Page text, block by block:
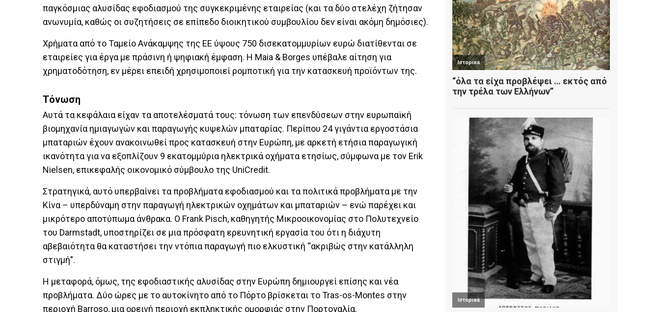
παγκόσμιας αλυσίδας εφοδιασμού της συγκεκριμένης εταιρείας (και τα δύο στελέχη ζήτησαν
ανωνυμία, καθώς οι συζητήσεις σε επίπεδο διοικητικού συμβουλίου δεν είναι ακόμη δημόσιες).
Χρήματα από το Ταμείο Ανάκαμψης της ΕΕ ύψους 750 δισεκατομμυρίων ευρώ διατίθενται σε
εταιρείες για έργα με πράσινη ή ψηφιακή έμφαση. Η Maia & Borges υπέβαλε αίτηση για
χρηματοδότηση, εν μέρει επειδή χρησιμοποιεί ρομποτική για την κατασκευή προϊόντων της.
Τόνωση
Αυτά τα κεφάλαια είχαν τα αποτελέσματά τους: τόνωση των επενδύσεων στην ευρωπαϊκή
βιομηχανία ημιαγωγών και παραγωγής κυψελών μπαταρίας. Περίπου 24 γιγάντια εργοστάσια
μπαταριών έχουν ανακοινωθεί προς κατασκευή στην Ευρώπη, με αρκετή ετήσια παραγωγική
ικανότητα για να εξοπλίζουν 9 εκατομμύρια ηλεκτρικά οχήματα ετησίως, σύμφωνα με τον Erik
Nielsen, επικεφαλής οικονομικό σύμβουλο της UniCredit.
Στρατηγικά, αυτό υπερβαίνει τα προβλήματα εφοδιασμού και τα πολιτικά προβλήματα με την
Κίνα – υπερδύναμη στην παραγωγή ηλεκτρικών οχημάτων και μπαταριών – ενώ παρέχει και
μικρότερο αποτύπωμα άνθρακα. Ο Frank Pisch, καθηγητής Μικροοικονομίας στο Πολυτεχνείο
του Darmstadt, υποστηρίζει σε μια πρόσφατη ερευνητική εργασία του ότι η διάχυτη
αβεβαιότητα θα καταστήσει την ντόπια παραγωγή πιο ελκυστική “ακριβώς στην κατάλληλη
στιγμή”.
Η μεταφορά, όμως, της εφοδιαστικής αλυσίδας στην Ευρώπη δημιουργεί επίσης και νέα
προβλήματα. Δύο ώρες με το αυτοκίνητο από το Πόρτο βρίσκεται το Tras-os-Montes στην
περιοχή Barroso, μια ορεινή περιοχή εκπληκτικής ομορφιάς στην Πορτογαλία.